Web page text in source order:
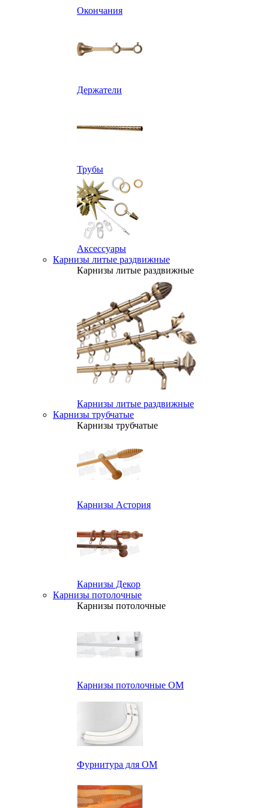
Окончания
Держатели
Трубы
Аксессуары
Карнизы литые раздвижные
Карнизы литые раздвижные
Карнизы литые раздвижные
Карнизы трубчатые
Карнизы трубчатые
Карнизы Астория
Карнизы Декор
Карнизы потолочные
Карнизы потолочные
Карнизы потолочные ОМ
Фурнитура для ОМ